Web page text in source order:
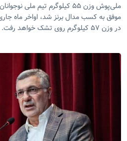
ملی‌پوش وزن ۵۵ کیلوگرم تیم ملی
موفق به کسب مدال برنز شد، اواخر ماه
در وزن ۵۷ کیلوگرم روی تشک خواهد رفت.